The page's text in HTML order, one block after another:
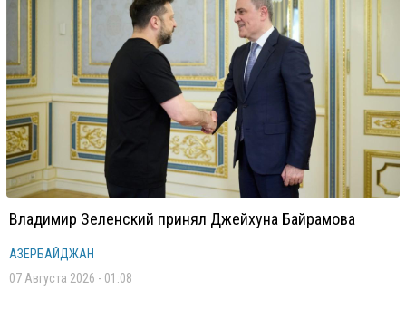
Владимир Зеленский принял Джейхуна Байрамова
АЗЕРБАЙДЖАН
07 Августа 2026 - 01:08